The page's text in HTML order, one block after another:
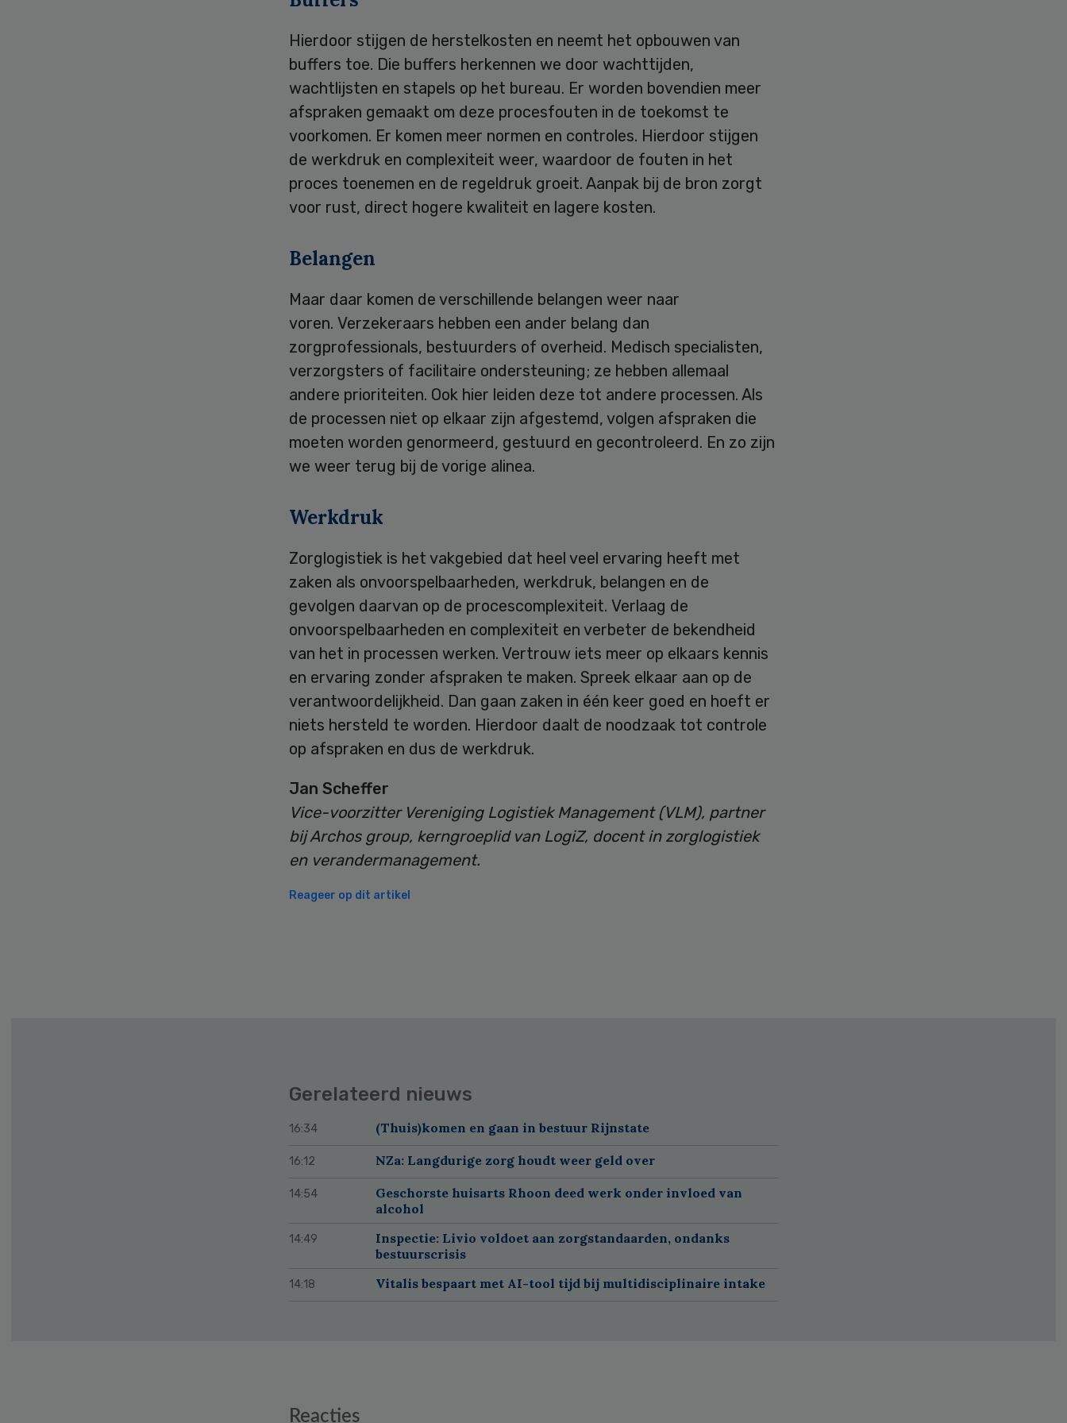
Hierdoor stijgen de herstelkosten en neemt het opbouwen van
buffers toe. Die buffers herkennen we door wachttijden,
wachtlijsten en stapels op het bureau. Er worden bovendien meer
afspraken gemaakt om deze procesfouten in de toekomst te
voorkomen. Er komen meer normen en controles. Hierdoor stijgen
de werkdruk en complexiteit weer, waardoor de fouten in het
proces toenemen en de regeldruk groeit. Aanpak bij de bron zorgt
voor rust, direct hogere kwaliteit en lagere kosten.
Belangen
Maar daar komen de verschillende belangen weer naar
voren. Verzekeraars hebben een ander belang dan
zorgprofessionals, bestuurders of overheid. Medisch specialisten,
verzorgsters of facilitaire ondersteuning; ze hebben allemaal
andere prioriteiten. Ook hier leiden deze tot andere processen. Als
de processen niet op elkaar zijn afgestemd, volgen afspraken die
moeten worden genormeerd, gestuurd en gecontroleerd. En zo zijn
we weer terug bij de vorige alinea.
Werkdruk
Zorglogistiek is het vakgebied dat heel veel ervaring heeft met
zaken als onvoorspelbaarheden, werkdruk, belangen en de
gevolgen daarvan op de procescomplexiteit. Verlaag de
onvoorspelbaarheden en complexiteit en verbeter de bekendheid
van het in processen werken. Vertrouw iets meer op elkaars kennis
en ervaring zonder afspraken te maken. Spreek elkaar aan op de
verantwoordelijkheid. Dan gaan zaken in één keer goed en hoeft er
niets hersteld te worden. Hierdoor daalt de noodzaak tot controle
op afspraken en dus de werkdruk.
Jan Scheffer
Vice-voorzitter Vereniging Logistiek Management (VLM), partner
bij Archos group, kerngroeplid van LogiZ, docent in zorglogistiek
en verandermanagement.
Reageer op dit artikel
Gerelateerd nieuws
16:34 (Thuis)komen en gaan in bestuur Rijnstate
16:12 NZa: Langdurige zorg houdt weer geld over
14:54
Geschorste huisarts Rhoon deed werk onder invloed van
alcohol
14:49
Inspectie: Livio voldoet aan zorgstandaarden, ondanks
bestuurscrisis
14:18 Vitalis bespaart met AI-tool tijd bij multidisciplinaire intake
Reacties